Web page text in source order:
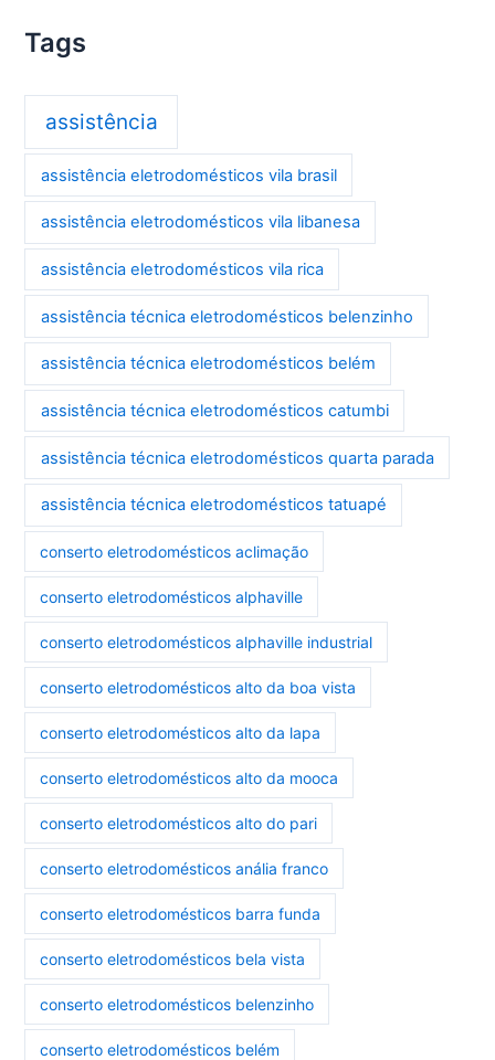
Tags
assistência
assistência eletrodomésticos vila brasil
assistência eletrodomésticos vila libanesa
assistência eletrodomésticos vila rica
assistência técnica eletrodomésticos belenzinho
assistência técnica eletrodomésticos belém
assistência técnica eletrodomésticos catumbi
assistência técnica eletrodomésticos quarta parada
assistência técnica eletrodomésticos tatuapé
conserto eletrodomésticos aclimação
conserto eletrodomésticos alphaville
conserto eletrodomésticos alphaville industrial
conserto eletrodomésticos alto da boa vista
conserto eletrodomésticos alto da lapa
conserto eletrodomésticos alto da mooca
conserto eletrodomésticos alto do pari
conserto eletrodomésticos anália franco
conserto eletrodomésticos barra funda
conserto eletrodomésticos bela vista
conserto eletrodomésticos belenzinho
conserto eletrodomésticos belém